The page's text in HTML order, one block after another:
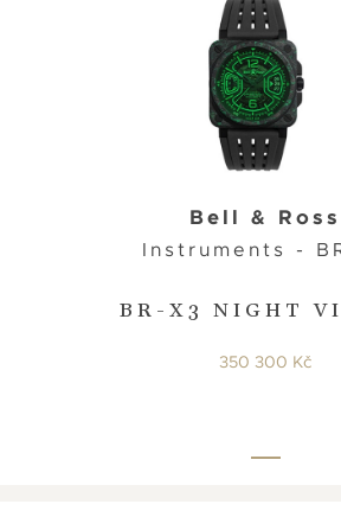
BR-X3 NIGHT
Bell & Ross
Instruments -
350 300 Kč